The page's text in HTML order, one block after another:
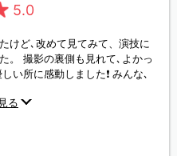
5.0
けど､改めて見てみて、演技に
。 撮影の裏側も見れて､よかっ
い所に感動しました❗️ みんな､
る